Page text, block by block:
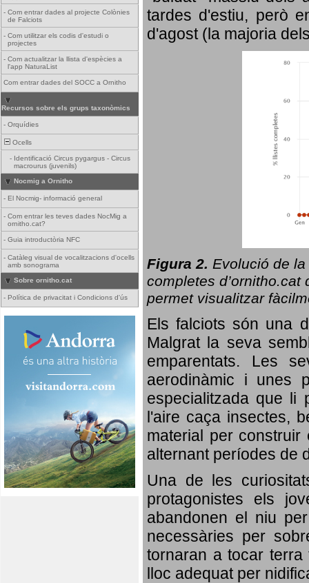
- Com entrar dades al projecte Colònies
de Falciots
- Com utilitzar els codis d'estudi o
projectes
- Com actualitzar la llista d'espècies a
l'app NaturaList
Com entrar dades del SOCC a Ornitho
Recursos sobre els grups taxonòmics
- Orquídies
Ocells
- Identificació Circus pygargus - Circus
macrourus (juvenils)
Nocmig a Ornitho
- El Nocmig- informació general
- Com entrar les teves dades NocMig a
ornitho.cat?
- Guia introductòria NFC
- Catàleg visual de vocalitzacions d'ocells
amb sonograma
Sobre ornitho.cat
- Política de privacitat i Condicions d'ús
tardes d'estiu, però
d'agost (la majoria
Figura 2. Evolució de la
completes d’ornitho.cat
permet visualitzar
Els falciots són una
Malgrat la seva
emparentats. Les
aerodinàmic i unes
especialitzada que li
l'aire caça insectes,
material per
alternant períodes de
Una de les
protagonistes els
abandonen el niu
necessàries per
tornaran a tocar
lloc adequat per